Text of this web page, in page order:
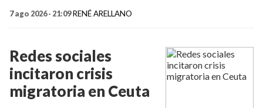
7 ago 2026 - 21:09RENÉ ARELLANO
Redes sociales
incitaron crisis
migratoria en Ceuta